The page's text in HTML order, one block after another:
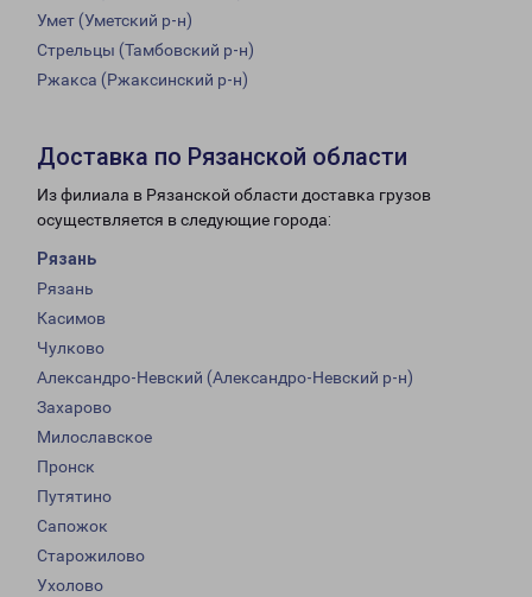
Умет (Уметский р-н)
Стрельцы (Тамбовский р-н)
Ржакса (Ржаксинский р-н)
Доставка по Рязанской области
Из филиала в Рязанской области доставка грузов
осуществляется в следующие города:
Рязань
Рязань
Касимов
Чулково
Александро-Невский (Александро-Невский р-н)
Захарово
Милославское
Пронск
Путятино
Сапожок
Старожилово
Ухолово